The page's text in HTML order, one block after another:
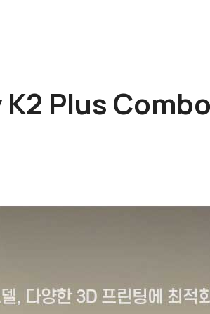
Plus